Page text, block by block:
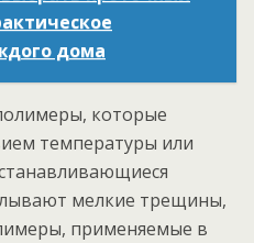
дома
которые
температуры или
мелкие трещины,
применяемые в